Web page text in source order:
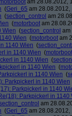
motorboot am 28.08.2012,
(Geri_65 am 28.08.2012,
(section_control am
(motorboot am
Wien (section_control am
Wien (motorboot am
1140 Wien (
in 1140 Wien (motorboot
in 1140 Wien (
in 1140 Wien (
in 1140 Wien (
Parkpickerl in 1140 Wien
Parkpickerl in 1140
Parkpickerl in 1140
am
(Geri_65 am 28.08.2012,